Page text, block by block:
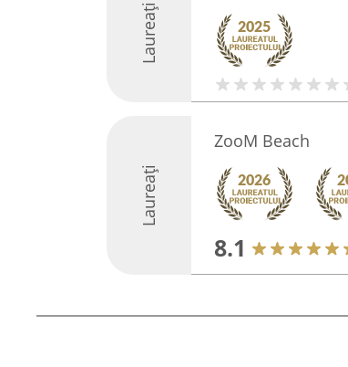
Laureați
Laureați
ZooM Beach
8.1